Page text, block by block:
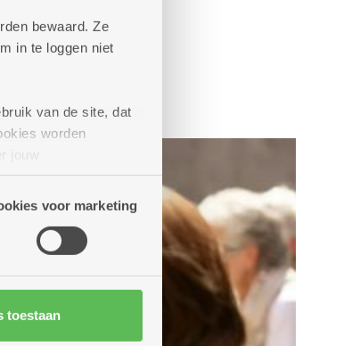
bewaard. Ze
in te loggen niet
van de site, dat
worden
jouw
deze gegevens
voor marketing
toestaan